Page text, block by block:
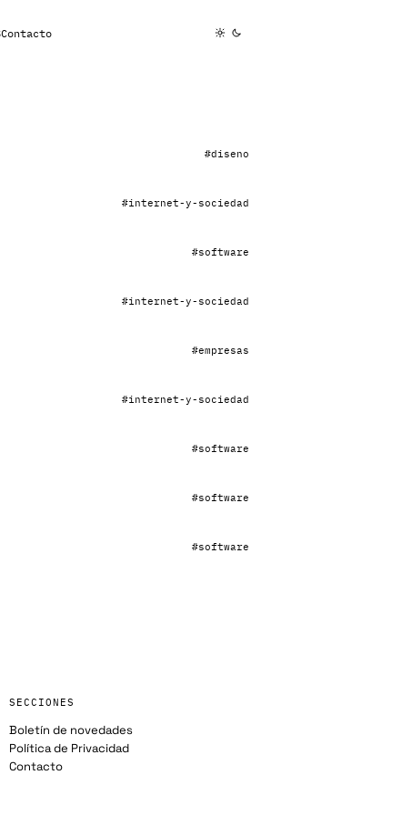
Contacto
#diseno
#internet-y-sociedad
#software
#internet-y-sociedad
#empresas
#internet-y-sociedad
#software
#software
#software
SECCIONES
Boletín de novedades
Política de Privacidad
Contacto